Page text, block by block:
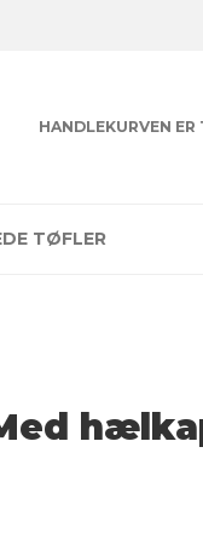
HANDLEKURVEN ER
TØFLER